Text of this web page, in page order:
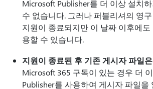
Microsoft Publisher를 더 이상 설치
수 없습니다. 그러나 퍼블리셔의 영
지원이 종료되지만 이 날짜 이후에
용할 수 있습니다.
지원이 종료된 후 기존 게시자 파일
Microsoft 365 구독이 있는 경우 더
Publisher를 사용하여 게시자 파일을